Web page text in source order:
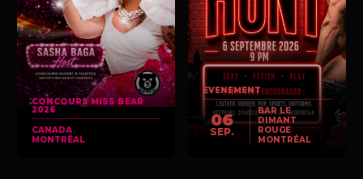
CONCOURS MISS BEAR
2026
CANADA
MONTRÉAL
EVENEMENT
06
SEP.
BAR LE
DIMANT
ROUGE
MONTRÉAL